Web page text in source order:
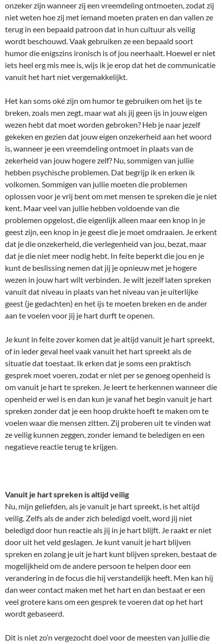
onzeker zijn wanneer zij een vreemdeling ontmoeten, zodat zij
niet weten hoe zij met iemand moeten praten en dan vallen ze
terug in een bepaald patroon dat in hun cultuur als veilig
wordt beschouwd. Vaak gebruiken ze een bepaald soort
humor die enigszins ironisch is of jou neerhaalt. Hoewel er niet
iets heel erg mis mee is, wijs ik je erop dat het de communicatie
vanuit het hart niet vergemakkelijkt.
Het kan soms oké zijn om humor te gebruiken om het ijs te
breken, zoals men zegt, maar wat als jij geen ijs in jouw eigen
wezen hebt dat moet worden gebroken? Heb je naar jezelf
gekeken en gezien dat jouw eigen onzekerheid aan het woord
is, wanneer je een vreemdeling ontmoet in plaats van de
zekerheid van jouw hogere zelf? Nu, sommigen van jullie
hebben psychische problemen. Dat begrijp ik en erken ik
volkomen. Sommigen van jullie moeten die problemen
oplossen voor je vrij bent om met mensen te spreken die je niet
kent. Maar veel van jullie hebben voldoende van die
problemen opgelost, die eigenlijk alleen maar een knop in je
geest zijn, een knop in je geest die je moet omdraaien. Je erkent
dat je die onzekerheid, die verlegenheid van jou, bezat, maar
dat je die niet meer nodig hebt. In feite beperkt die jou en je
kunt de beslissing nemen dat jij je opnieuw met je hogere
wezen in jouw hart wilt verbinden. Je wilt jezelf laten spreken
vanuit dat niveau in plaats van het niveau van je uiterlijke
geest (je gedachten) en het ijs te moeten breken en de ander
aan te voelen voor jij je hart durft te openen.
Je kunt in feite zover komen dat je altijd vanuit je hart spreekt,
of in ieder geval heel vaak vanuit het hart spreekt als de
situatie dat toestaat. Ik erken dat je soms een praktisch
gesprek moet voeren, zodat er niet per se genoeg openheid is
om vanuit je hart te spreken. Je leert te herkennen wanneer die
openheid er wel is en dan kun je vanaf het begin vanuit je hart
spreken zonder dat je een hoop drukte hoeft te maken om te
voelen waar die mensen zitten. Zij proberen uit te vinden wat
ze veilig kunnen zeggen, zonder iemand te beledigen en een
negatieve reactie terug te krijgen.
Vanuit je hart spreken is altijd veilig
Nu, mijn geliefden, als je vanuit je hart spreekt, is het altijd
veilig. Zelfs als de ander zich beledigd voelt, word jij niet
beledigd door hun reactie als jij in je hart blijft. Je raakt er niet
door uit het veld geslagen. Je kunt vanuit je hart blijven
spreken en zolang je uit je hart kunt blijven spreken, bestaat de
mogelijkheid om de andere persoon te helpen door een
verandering in de focus die hij verstandelijk heeft. Men kan hij
dan weer contact maken met het hart en dan bestaat er een
veel grotere kans om een gesprek te voeren dat op het hart
wordt gebaseerd.
Dit is niet zo’n vergezocht doel voor de meesten van jullie die